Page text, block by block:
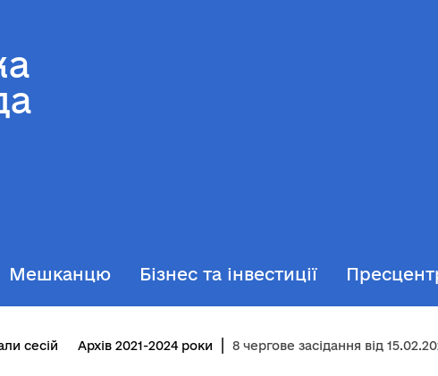
Мешканцю Бізнес та інвестиції
сесій Архів 2021-2024 роки 8 чергове засідання від